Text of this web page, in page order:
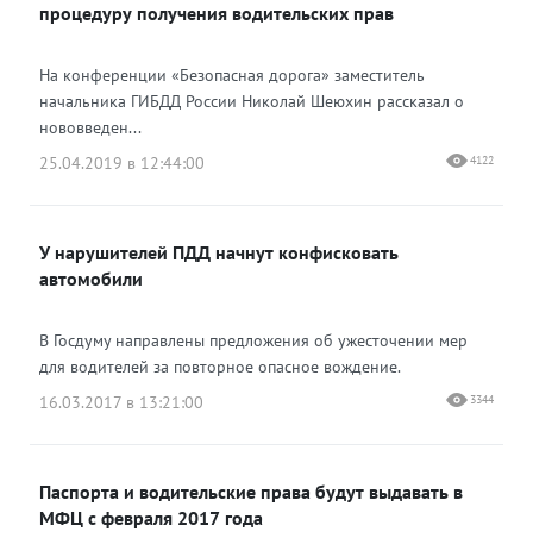
процедуру получения водительских прав
На конференции «Безопасная дорога» заместитель
начальника ГИБДД России Николай Шеюхин рассказал о
нововведен...
25.04.2019 в 12:44:00
4122
У нарушителей ПДД начнут конфисковать
автомобили
В Госдуму направлены предложения об ужесточении мер
для водителей за повторное опасное вождение.
16.03.2017 в 13:21:00
3344
Паспорта и водительские права будут выдавать в
МФЦ с февраля 2017 года